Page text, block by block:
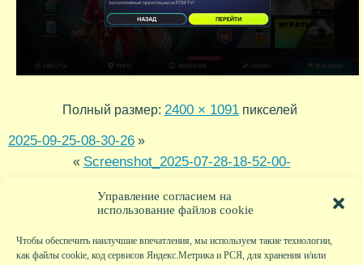
Управление согласием на
использование файлов cookie
Чтобы обеспечить наилучшие впечатления, мы используем такие технологии,
как файлы cookie, код сервисов Яндекс.Метрика и РСЯ, для хранения и/или
Полный размер: 2400 × 1091пикселей
2025-09-25-08-30-26 »
« Screenshot_2025-07-28-18-52-00-